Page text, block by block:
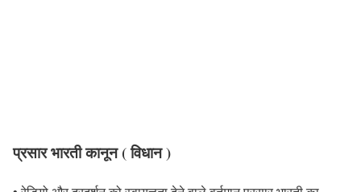
प्रसार भारती कानून ( विधान )